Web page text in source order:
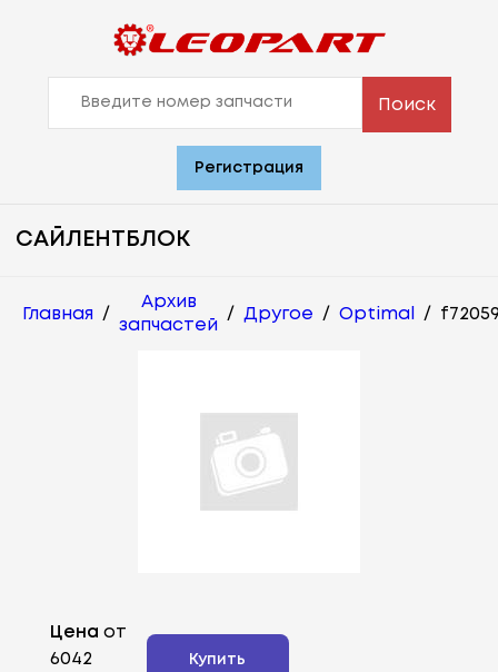
Поиск
Регистрация
САЙЛЕНТБЛОК
Главная /
Архив
запчастей
/ Другое / Optimal /
Цена от
6042
Купить